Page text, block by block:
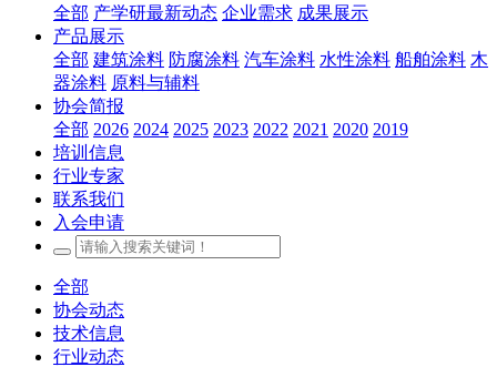
全部 产学研最新动态 企业需求 成果展示
产品展示
全部 建筑涂料 防腐涂料 汽车涂料 水性涂料 船舶涂料 木
器涂料 原料与辅料
协会简报
全部 2026 2024 2025 2023 2022 2021 2020 2019
培训信息
行业专家
联系我们
入会申请
全部
协会动态
技术信息
行业动态